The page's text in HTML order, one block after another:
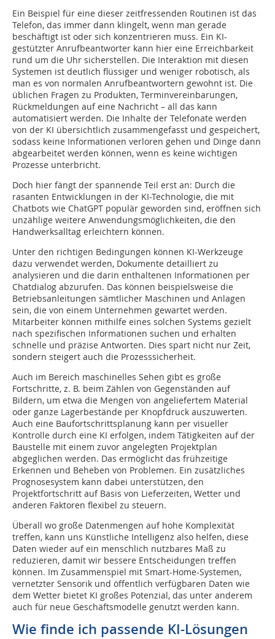
Ein Beispiel für eine dieser zeitfressenden Routinen ist das
Telefon, das immer dann klingelt, wenn man gerade
beschäftigt ist oder sich konzentrieren muss. Ein KI-
gestützter Anrufbeantworter kann hier eine Erreichbarkeit
rund um die Uhr sicherstellen. Die Interaktion mit diesen
Systemen ist deutlich flüssiger und weniger robotisch, als
man es von normalen Anrufbeantwortern gewohnt ist. Die
üblichen Fragen zu Produkten, Terminvereinbarungen,
Rückmeldungen auf eine Nachricht – all das kann
automatisiert werden. Die Inhalte der Telefonate werden
von der KI übersichtlich zusammengefasst und gespeichert,
sodass keine Informationen verloren gehen und Dinge dann
abgearbeitet werden können, wenn es keine wichtigen
Prozesse unterbricht.
Doch hier fängt der spannende Teil erst an: Durch die
rasanten Entwicklungen in der KI-Technologie, die mit
Chatbots wie ChatGPT populär geworden sind, eröffnen sich
unzählige weitere Anwendungsmöglichkeiten, die den
Handwerksalltag erleichtern können.
Unter den richtigen Bedingungen können KI-Werkzeuge
dazu verwendet werden, Dokumente detailliert zu
analysieren und die darin enthaltenen Informationen per
Chatdialog abzurufen. Das können beispielsweise die
Betriebsanleitungen sämtlicher Maschinen und Anlagen
sein, die von einem Unternehmen gewartet werden.
Mitarbeiter können mithilfe eines solchen Systems gezielt
nach spezifischen Informationen suchen und erhalten
schnelle und präzise Antworten. Dies spart nicht nur Zeit,
sondern steigert auch die Prozesssicherheit.
Auch im Bereich maschinelles Sehen gibt es große
Fortschritte, z. B. beim Zählen von Gegenständen auf
Bildern, um etwa die Mengen von angeliefertem Material
oder ganze Lagerbestände per Knopfdruck auszuwerten.
Auch eine Baufortschrittsplanung kann per visueller
Kontrolle durch eine KI erfolgen, indem Tätigkeiten auf der
Baustelle mit einem zuvor angelegten Projektplan
abgeglichen werden. Das ermöglicht das frühzeitige
Erkennen und Beheben von Problemen. Ein zusätzliches
Prognosesystem kann dabei unterstützen, den
Projektfortschritt auf Basis von Lieferzeiten, Wetter und
anderen Faktoren flexibel zu steuern.
Überall wo große Datenmengen auf hohe Komplexität
treffen, kann uns Künstliche Intelligenz also helfen, diese
Daten wieder auf ein menschlich nutzbares Maß zu
reduzieren, damit wir bessere Entscheidungen treffen
können. Im Zusammenspiel mit Smart-Home-Systemen,
vernetzter Sensorik und öffentlich verfügbaren Daten wie
dem Wetter bietet KI großes Potenzial, das unter anderem
auch für neue Geschäftsmodelle genutzt werden kann.
Wie finde ich passende KI-Lösungen